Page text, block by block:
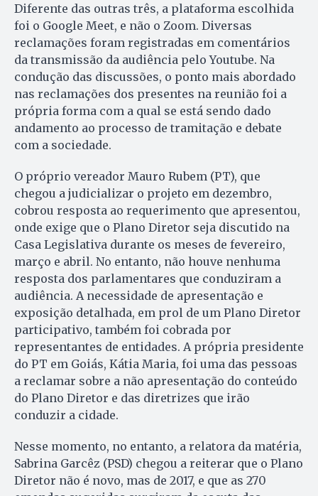
Diferente das outras três, a plataforma escolhida
foi o Google Meet, e não o Zoom. Diversas
reclamações foram registradas em comentários
da transmissão da audiência pelo Youtube. Na
condução das discussões, o ponto mais abordado
nas reclamações dos presentes na reunião foi a
própria forma com a qual se está sendo dado
andamento ao processo de tramitação e debate
com a sociedade.
O próprio vereador Mauro Rubem (PT), que
chegou a judicializar o projeto em dezembro,
cobrou resposta ao requerimento que apresentou,
onde exige que o Plano Diretor seja discutido na
Casa Legislativa durante os meses de fevereiro,
março e abril. No entanto, não houve nenhuma
resposta dos parlamentares que conduziram a
audiência. A necessidade de apresentação e
exposição detalhada, em prol de um Plano Diretor
participativo, também foi cobrada por
representantes de entidades. A própria presidente
do PT em Goiás, Kátia Maria, foi uma das pessoas
a reclamar sobre a não apresentação do conteúdo
do Plano Diretor e das diretrizes que irão
conduzir a cidade.
Nesse momento, no entanto, a relatora da matéria,
Sabrina Garcêz (PSD) chegou a reiterar que o Plano
Diretor não é novo, mas de 2017, e que as 270